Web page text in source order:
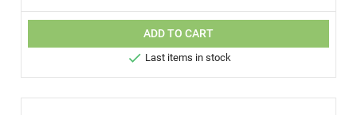
ADD TO CART
 Last items in stock